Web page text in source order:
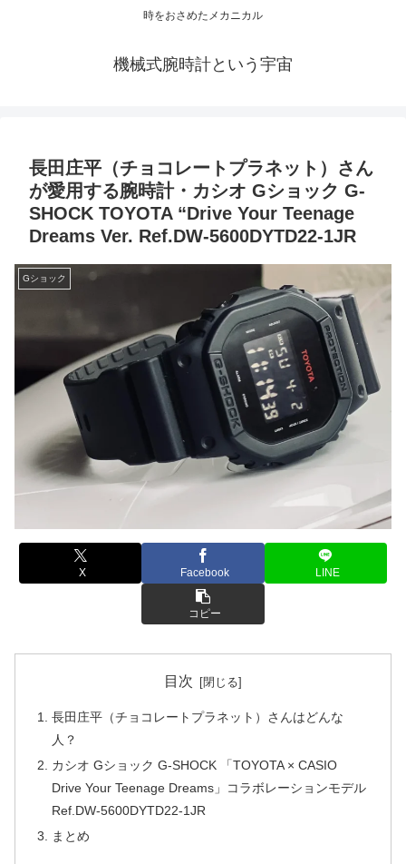
時をおさめたメカニカル
機械式腕時計という宇宙
長田庄平（チョコレートプラネット）さん
が愛用する腕時計・カシオ Gショック G-
SHOCK TOYOTA “Drive Your Teenage
Dreams Ver. Ref.DW-5600DYTD22-1JR
Gショック
X Facebook LINE
コピー
目次
長田庄平（チョコレートプラネット）さんはどんな
人？
カシオ Gショック G-SHOCK 「TOYOTA × CASIO
Drive Your Teenage Dreams」コラボレーションモデル
Ref.DW-5600DYTD22-1JR
まとめ